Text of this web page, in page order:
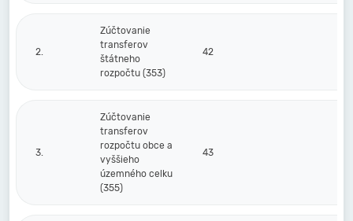
2.
Zúčtovanie
transferov
štátneho
rozpočtu (353)
42
3.
Zúčtovanie
transferov
rozpočtu obce a
vyššieho
územného celku
(355)
43